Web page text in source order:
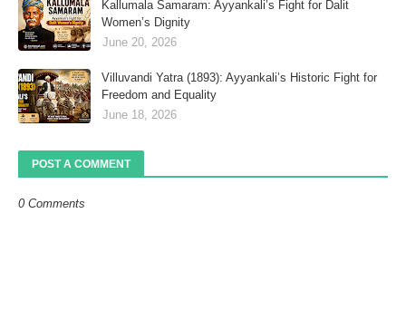
Kallumala Samaram: Ayyankali’s Fight for Dalit
Women’s Dignity
June 20, 2026
Villuvandi Yatra (1893): Ayyankali’s Historic Fight for
Freedom and Equality
June 18, 2026
POST A COMMENT
0 Comments